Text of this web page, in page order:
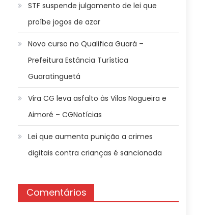
STF suspende julgamento de lei que
proíbe jogos de azar
Novo curso no Qualifica Guará –
Prefeitura Estância Turística
Guaratinguetá
Vira CG leva asfalto às Vilas Nogueira e
Aimoré – CGNotícias
Lei que aumenta punição a crimes
digitais contra crianças é sancionada
Comentários